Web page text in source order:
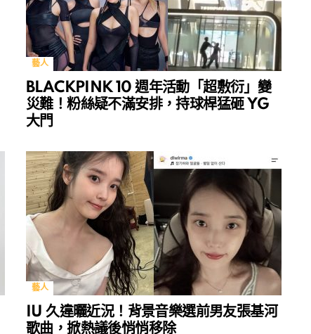
藝人
BLACKPINK 10 週年活動「超敷衍」變
災難！粉絲疑不滿安排，持球桿猛砸 YG
大門
藝人
IU 久違曬近況！背景音樂選前男友張基河
歌曲，掀熱議後悄悄移除